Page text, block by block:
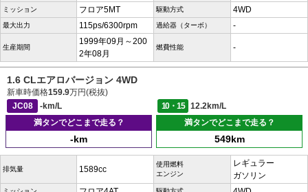
ミッション フロア5MT 駆動方式 4WD
最大出力 115ps/6300rpm 過給器（ターボ） -
生産期間
1999年09月～200
2年08月
燃費性能 -
1.6 CLエアロバージョン 4WD
新車時価格159.9万円(税抜)
JC08
-km/L 10・15
12.2km/L
満タンでどこまで走る？
-km
満タンでどこまで走る？
549km
排気量 1589cc
使用燃料
エンジン
レギュラー
ガソリン